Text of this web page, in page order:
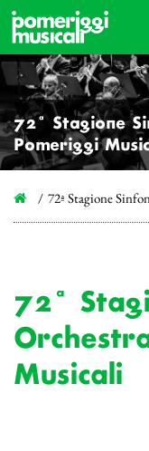
72ª Stagione
Pomeriggi
72ª Stagione
72ª
Musicali